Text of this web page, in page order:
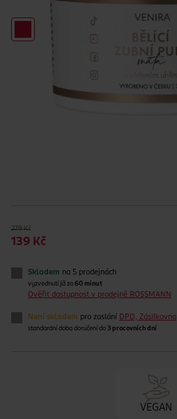
279 Kč
139 Kč
Skladem na 5 prodejnách
vyzvednutí již za 60 minut
Ověřit dostupnost v prodejně ROSSMANN
Není skladem pro zaslání DPD, Zásilkovna
standardní doba doručení do 3 pracovních dní
VEGAN